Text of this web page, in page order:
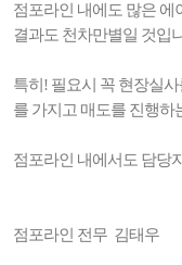
점포라인 내에도 많은 에
결과도 천차만별일 것입
특히! 필요시 꼭 현장실
를 가지고 매도를 진행하
점포라인 내에서도 담당
점포라인 전무 김태우